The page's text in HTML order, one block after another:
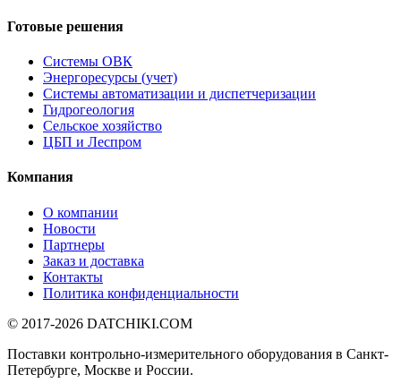
Готовые решения
Системы ОВК
Энергоресурсы (учет)
Системы автоматизации и диспетчеризации
Гидрогеология
Сельское хозяйство
ЦБП и Леспром
Компания
О компании
Новости
Партнеры
Заказ и доставка
Контакты
Политика конфиденциальности
© 2017-2026 DATCHIKI.COM
Поставки контрольно-измерительного оборудования в Санкт-
Петербурге, Москве и России.